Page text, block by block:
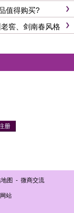
值得购买?
窖、剑南春风格
图 - 微商交流
站